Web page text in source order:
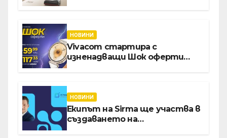
НОВИНИ
Vivacom стартира с
изненадващи Шок оферти
НОВИНИ
Екипът на Sirma ще участва в
създаването на